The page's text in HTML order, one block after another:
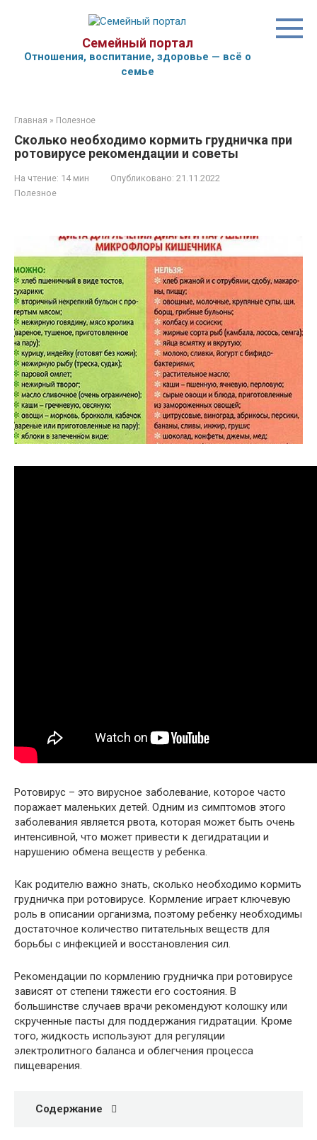
Семейный портал
Отношения, воспитание, здоровье — всё о
семье
Главная » Полезное
Сколько необходимо кормить грудничка при
ротовирусе рекомендации и советы
На чтение: 14 мин Опубликовано: 21.11.2022
Полезное
Ротовирус – это вирусное заболевание, которое часто
поражает маленьких детей. Одним из симптомов этого
заболевания является рвота, которая может быть очень
интенсивной, что может привести к дегидратации и
нарушению обмена веществ у ребенка.
Как родителю важно знать, сколько необходимо кормить
грудничка при ротовирусе. Кормление играет ключевую
роль в описании организма, поэтому ребенку необходимы
достаточное количество питательных веществ для
борьбы с инфекцией и восстановления сил.
Рекомендации по кормлению грудничка при ротовирусе
зависят от степени тяжести его состояния. В
большинстве случаев врачи рекомендуют колошку или
скрученные пасты для поддержания гидратации. Кроме
того, жидкость используют для регуляции
электролитного баланса и облегчения процесса
пищеварения.
Содержание